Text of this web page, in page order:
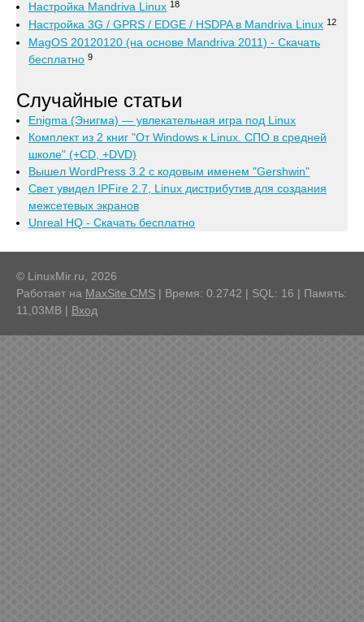
Настройка Mandriva Linux 18
Настройка 3G / GPRS / EDGE / HSDPA в Mandriva Linux 12
MagOS 20120120 (на основе Mandriva 2011) - Скачать
бесплатно 9
Случайные статьи
Enigma (Энигма) — увлекательная игра под Linux
Комплект из 2 книг "От Windows к Linux. СПО в средней
школе" (+CD, +DVD)
Вышел WordPress 3.2 с кодовым именем "Gershwin"
Свет увидел IPFire 2.7, Linux дистрибутив для создания
межсетевых экранов
Unreal HQ - Скачать бесплатно
© LinuxMir.ru, 2026
Работает на MaxSite CMS | Время: 0.2742 | SQL: 16 | Память:
11,03MB | Вход